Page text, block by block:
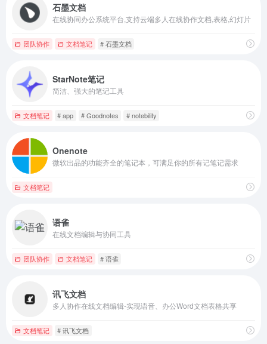
石墨文档
在线协同办公系统平台,支持云端多人在线协作文档,表格,幻灯片
团队协作 文档笔记 # 石墨文档
StarNote笔记
简洁、强大的笔记工具
文档笔记 # app # Goodnotes # notebility
Onenote
微软出品的功能齐全的笔记本，可满足你的所有记笔记需求
文档笔记
语雀
在线文档编辑与协同工具
团队协作 文档笔记 # 语雀
讯飞文档
多人协作在线文档编辑-实现语音、办公Word文档表格共享
文档笔记 # 讯飞文档